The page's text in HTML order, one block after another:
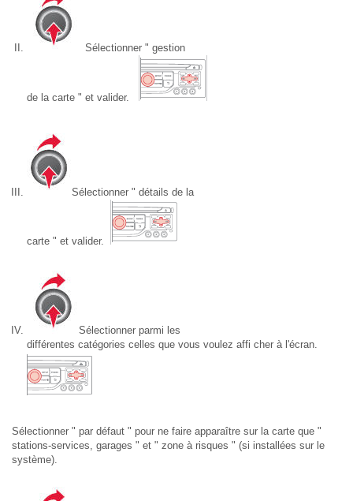
Sélectionner " gestion
de la carte " et valider.
Sélectionner " détails de la
carte " et valider.
Sélectionner parmi les
différentes catégories celles que vous voulez affi cher à l'écran.
Sélectionner " par défaut " pour ne faire apparaître sur la carte que "
stations-services, garages " et " zone à risques " (si installées sur le
système).